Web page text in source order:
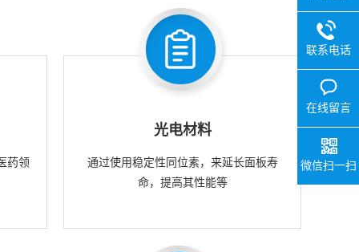
药领
光电材料
通过使用稳定性同位素，来延长面板寿
命，提高其性能等
联系电话
在线留言
微信扫一扫